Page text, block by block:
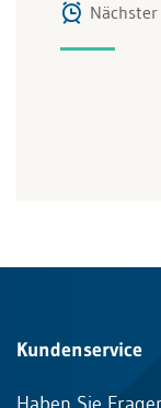
Kundenservice